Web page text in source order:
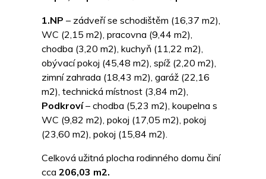
1.NP – zádveří se schodištěm (16,37 m2),
WC (2,15 m2), pracovna (9,44 m2),
chodba (3,20 m2), kuchyň (11,22 m2),
obývací pokoj (45,48 m2), spíž (2,20 m2),
zimní zahrada (18,43 m2), garáž (22,16
m2), technická místnost (3,84 m2),
Podkroví– chodba (5,23 m2), koupelna s
WC (9,82 m2), pokoj (17,05 m2), pokoj
(23,60 m2), pokoj (15,84 m2).
Celková užitná plocha rodinného domu činí
cca 206,03 m2.